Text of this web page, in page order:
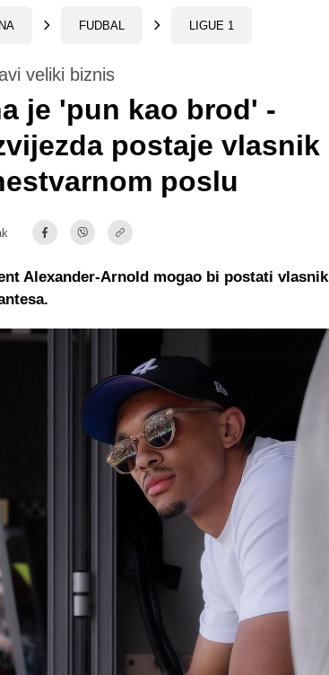
FUDBAL LIGUE 1
veliki biznis
je 'pun kao brod' -
postaje vlasnik
poslu
Alexander-Arnold mogao bi postati vlasnik